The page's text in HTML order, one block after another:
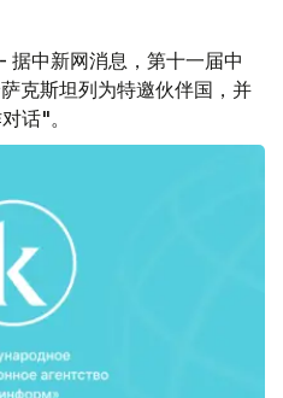
中新网消息，第十一届中
克斯坦列为特邀伙伴国，并
话"。